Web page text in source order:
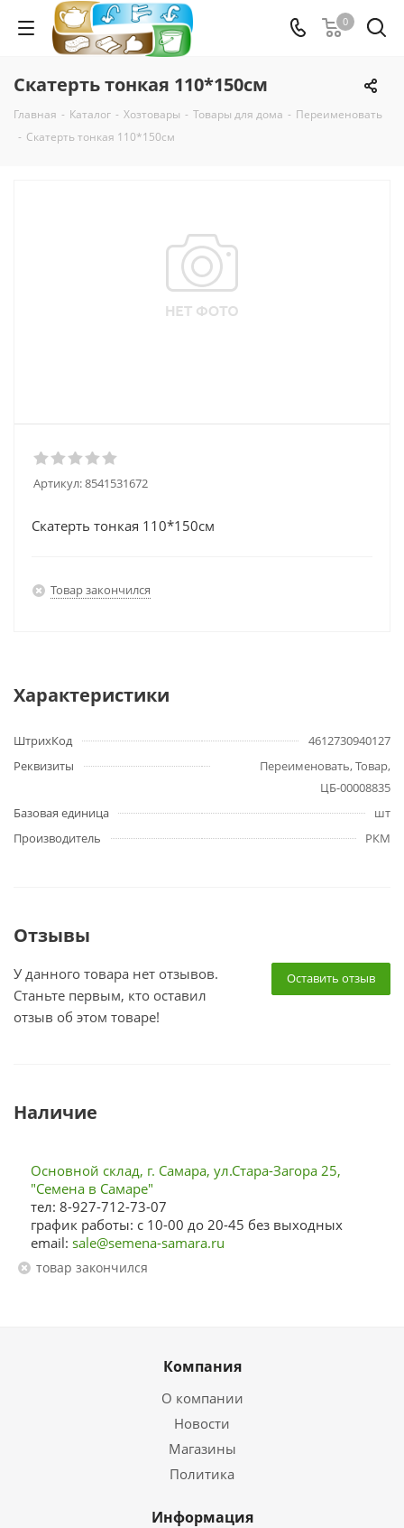
0
Скатерть тонкая 110*150см
Главная - Каталог - Хозтовары - Товары для дома - Переименовать
- Скатерть тонкая 110*150см
Артикул:8541531672
Скатерть тонкая 110*150см
Товар закончился
Характеристики
ШтрихКод
4612730940127
Реквизиты
Переименовать, Товар,
ЦБ-00008835
Базовая единица
шт
Производитель
РКМ
Отзывы
Оставить отзыв
У данного товара нет отзывов.
Станьте первым, кто оставил
отзыв об этом товаре!
Наличие
Основной склад, г. Самара, ул.Стара-Загора 25,
"Семена в Самаре"
тел: 8-927-712-73-07
график работы: с 10-00 до 20-45 без выходных
email: sale@semena-samara.ru
Товар закончился
Компания
О компании
Новости
Магазины
Политика
Информация